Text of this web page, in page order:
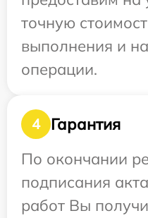
точную
выполнения и
операции.
4
Гарантия
По окончании
подписания
работ Вы